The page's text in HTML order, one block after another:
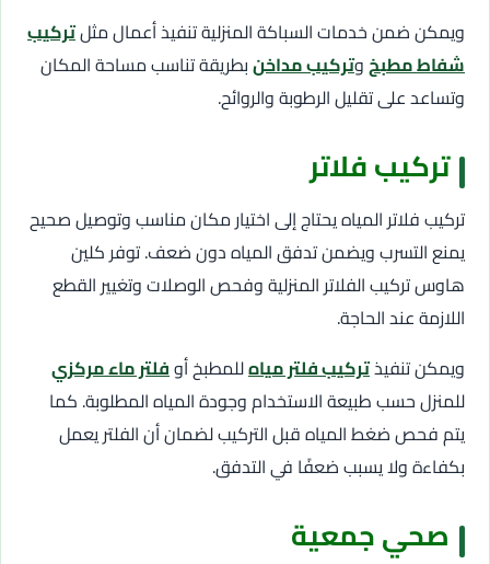
ويمكن ضمن خدمات السباكة المنزلية تنفيذ أعمال مثلتركيب
شفاط مطبخوتركيب مداخنبطريقة تناسب مساحة المكان
وتساعد على تقليل الرطوبة والروائح.
تركيب فلاتر
تركيب فلاتر المياه يحتاج إلى اختيار مكان مناسب وتوصيل صحيح
يمنع التسرب ويضمن تدفق المياه دون ضعف. توفر كلين
هاوس تركيب الفلاتر المنزلية وفحص الوصلات وتغيير القطع
اللازمة عند الحاجة.
ويمكن تنفيذتركيب فلتر مياهللمطبخ أوفلتر ماء مركزي
للمنزل حسب طبيعة الاستخدام وجودة المياه المطلوبة. كما
يتم فحص ضغط المياه قبل التركيب لضمان أن الفلتر يعمل
بكفاءة ولا يسبب ضعفًا في التدفق.
صحي جمعية